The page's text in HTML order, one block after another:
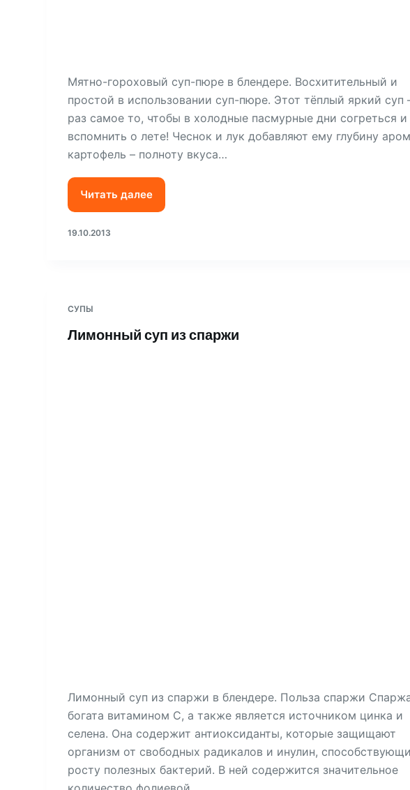
Мятно-гороховый суп-пюре в блендере. Восхитительный и
простой в использовании суп-пюре. Этот тёплый яркий суп
раз самое то, чтобы в холодные пасмурные дни согреться и
вспомнить о лете! Чеснок и лук добавляют ему глубину
картофель – полноту вкуса…
Читать далее
19.10.2013
СУПЫ
Лимонный суп из спаржи
Лимонный суп из спаржи в блендере. Польза спаржи
богата витамином С, а также является источником цинка и
селена. Она содержит антиоксиданты, которые защищают
организм от свободных радикалов и инулин,
росту полезных бактерий. В ней содержится значительное